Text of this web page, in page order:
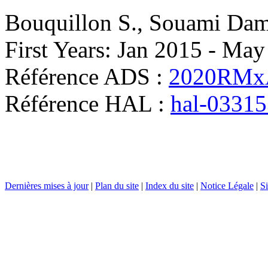
Bouquillon S., Souami
First Years: Jan 2015 -
Référence ADS :
Référence HAL : hal-
Dernières mises à jour| Plan du site | Index du site | Notice Légale |